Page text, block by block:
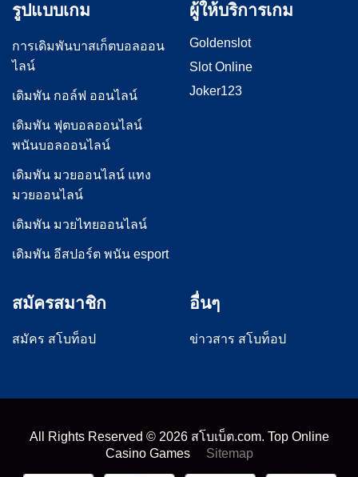
รูปแบบเกม
การเดิมพันบาสเก็ตบอลออน
ไลน์
เดิมพัน กอล์ฟ ออนไลน์
เดิมพัน ฟุตบอลออนไลน์
พนันบอลออนไลน์
เดิมพัน มวยออนไลน์ แทง
มวยออนไลน์
เดิมพัน มวยไทยออนไลน์
เดิมพัน อีสปอร์ต พนัน esport
ผู้ให้บริการเกม
Goldenslot
Slot Online
Joker123
สมัครสมาชิก
สมัคร สโบท็อป
อื่นๆ
ข่าวสาร สโบท็อป
All Rights Reserved © 2026สโบเบ็ต.com. Top Online
Casino Games
Sitemap